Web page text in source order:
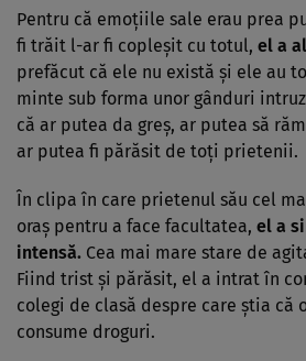
Pentru că emoțiile sale erau prea
fi trăit l-ar fi copleșit cu totul, el a
prefăcut că ele nu există și ele au
minte sub forma unor gânduri
că ar putea da greș, ar putea să
ar putea fi părăsit de toți prietenii.
În clipa în care prietenul său cel
oraș pentru a face facultatea, el a
intensă. Cea mai mare stare de
Fiind trist și părăsit, el a intrat în
colegi de clasă despre care știa că
consume droguri.